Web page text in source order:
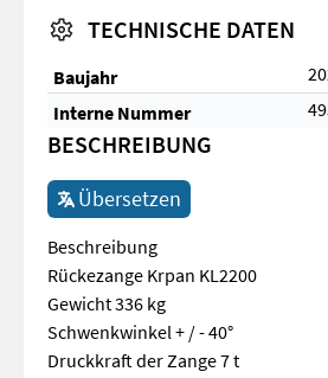
TECHNISCHE DATEN
Baujahr
Interne Nummer
BESCHREIBUNG
Übersetzen
Beschreibung
Rückezange Krpan KL2200
Gewicht 336 kg
Schwenkwinkel + / - 40°
Druckkraft der Zange 7 t